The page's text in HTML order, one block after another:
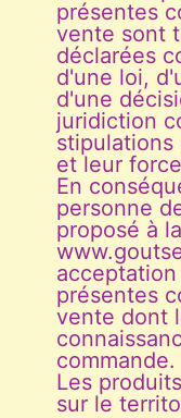
présentes
vente sont
déclarées
d'une loi,
d'une
juridiction
et leur
En
personne
proposé à
présentes
vente dont
commande.
Les
sur le